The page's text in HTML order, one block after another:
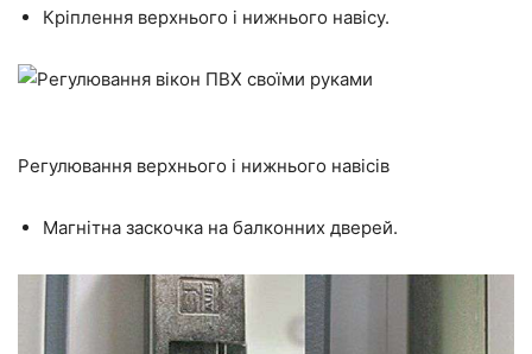
Кріплення верхнього і нижнього навісу.
Регулювання верхнього і нижнього навісів
Магнітна заскочка на балконних дверей.